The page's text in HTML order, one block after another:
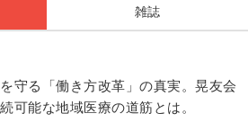
雑誌
守る「働き方改革」の真実。晃友会
可能な地域医療の道筋とは。